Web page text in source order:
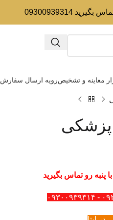
09300939314
معاینه و تشخیصرویه ارسال سفارش
پزشکی
پنبه رو تماس بگیرید